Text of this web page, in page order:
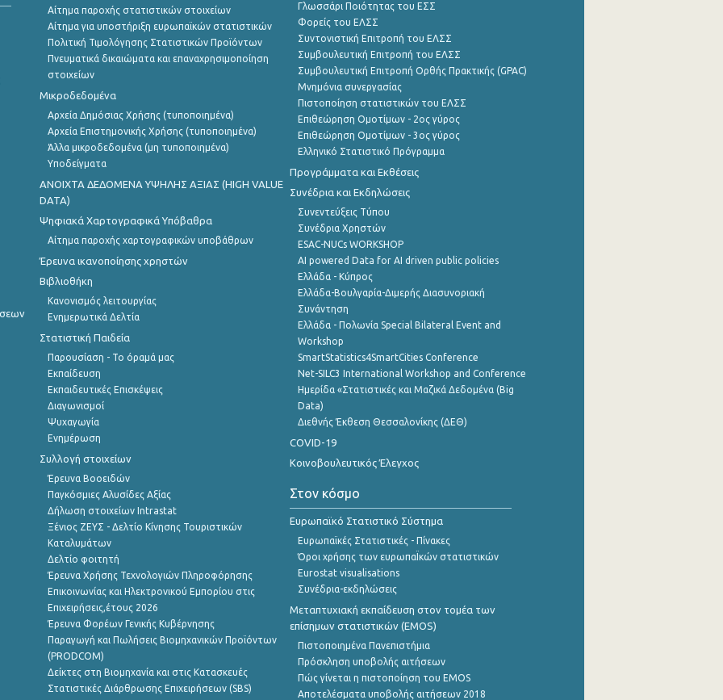
Αίτημα παροχής στατιστικών στοιχείων
Αίτημα για υποστήριξη ευρωπαϊκών στατιστικών
Πολιτική Τιμολόγησης Στατιστικών Προϊόντων
Πνευματικά δικαιώματα και επαναχρησιμοποίηση
στοιχείων
Μικροδεδομένα
Αρχεία Δημόσιας Χρήσης (τυποποιημένα)
Αρχεία Επιστημονικής Χρήσης (τυποποιημένα)
Άλλα μικροδεδομένα (μη τυποποιημένα)
Υποδείγματα
ANOIXTA ΔΕΔΟΜΕΝΑ ΥΨΗΛΗΣ ΑΞΙΑΣ (HIGH VALUE
DATA)
Ψηφιακά Χαρτογραφικά Υπόβαθρα
Αίτημα παροχής χαρτογραφικών υποβάθρων
Έρευνα ικανοποίησης χρηστών
Βιβλιοθήκη
Κανονισμός λειτουργίας
Ενημερωτικά Δελτία
Στατιστική Παιδεία
Παρουσίαση - Το όραμά μας
Εκπαίδευση
Εκπαιδευτικές Επισκέψεις
Διαγωνισμοί
Ψυχαγωγία
Ενημέρωση
Συλλογή στοιχείων
Έρευνα Βοοειδών
Παγκόσμιες Αλυσίδες Αξίας
Δήλωση στοιχείων Intrastat
Ξένιος ΖΕΥΣ - Δελτίο Κίνησης Τουριστικών
Καταλυμάτων
Δελτίο φοιτητή
Έρευνα Χρήσης Τεχνολογιών Πληροφόρησης
Επικοινωνίας και Ηλεκτρονικού Εμπορίου στις
Επιχειρήσεις,έτους 2026
Έρευνα Φορέων Γενικής Κυβέρνησης
Παραγωγή και Πωλήσεις Βιομηχανικών Προϊόντων
(PRODCOM)
Δείκτες στη Βιομηχανία και στις Κατασκευές
Στατιστικές Διάρθρωσης Επιχειρήσεων (SBS)
Γλωσσάρι Ποιότητας του ΕΣΣ
Φορείς του ΕΛΣΣ
Συντονιστική Επιτροπή του ΕΛΣΣ
Συμβουλευτική Επιτροπή του ΕΛΣΣ
Συμβουλευτική Επιτροπή Ορθής Πρακτικής (GPAC)
Μνημόνια συνεργασίας
Πιστοποίηση στατιστικών του ΕΛΣΣ
Επιθεώρηση Ομοτίμων - 2ος γύρος
Επιθεώρηση Ομοτίμων - 3ος γύρος
Ελληνικό Στατιστικό Πρόγραμμα
Προγράμματα και Εκθέσεις
Συνέδρια και Εκδηλώσεις
Συνεντεύξεις Τύπου
Συνέδρια Χρηστών
ESAC-NUCs WORKSHOP
AI powered Data for AI driven public policies
Ελλάδα - Κύπρος
Ελλάδα-Βουλγαρία-Διμερής Διασυνοριακή
Συνάντηση
Ελλάδα - Πολωνία Special Bilateral Event and
Workshop
SmartStatistics4SmartCities Conference
Net-SILC3 International Workshop and Conference
Ημερίδα «Στατιστικές και Μαζικά Δεδομένα (Big
Data)
Διεθνής Έκθεση Θεσσαλονίκης (ΔΕΘ)
COVID-19
Κοινοβουλευτικός Έλεγχος
Στον κόσμο
Ευρωπαϊκό Στατιστικό Σύστημα
Ευρωπαϊκές Στατιστικές - Πίνακες
Όροι χρήσης των ευρωπαΪκών στατιστικών
Eurostat visualisations
Συνέδρια-εκδηλώσεις
Μεταπτυχιακή εκπαίδευση στον τομέα των
επίσημων στατιστικών (EMOS)
Πιστοποιημένα Πανεπιστήμια
Πρόσκληση υποβολής αιτήσεων
Πώς γίνεται η πιστοποίηση του EMOS
Αποτελέσματα υποβολής αιτήσεων 2018